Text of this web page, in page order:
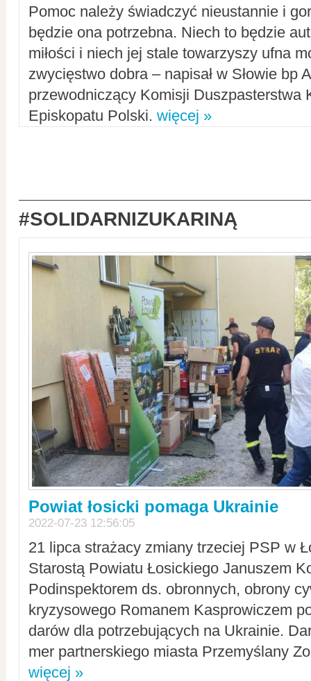
Pomoc należy świadczyć nieustannie i
będzie ona potrzebna. Niech to będzie
miłości i niech jej stale towarzyszy ufna
zwycięstwo dobra – napisał w Słowie bp
przewodniczący Komisji Duszpasterstwa
Episkopatu Polski. więcej »
#SOLIDARNIZUKARINĄ
Powiat łosicki pomaga Ukrainie
2022-07-23 12:56:05
21 lipca strażacy zmiany trzeciej PSP w
Starostą Powiatu Łosickiego Januszem
Podinspektorem ds. obronnych, obrony
kryzysowego Romanem Kasprowiczem
darów dla potrzebujących na Ukrainie.
mer partnerskiego miasta Przemyślany
więcej »